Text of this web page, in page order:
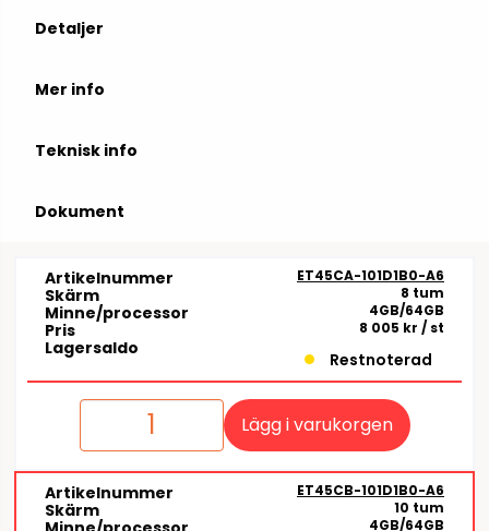
Detaljer
Mer info
Teknisk info
Dokument
Artikelnummer ET45CA-101D1B0-A6
Skärm 8 tum
Minne/processor 4GB/64GB
Pris 8 005 kr / st
Lagersaldo
Restnoterad
Lägg i varukorgen
Artikelnummer ET45CB-101D1B0-A6
Skärm 10 tum
4GB/64GB